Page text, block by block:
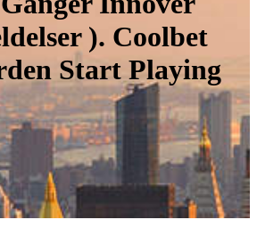
). Coolbet
Start Playing